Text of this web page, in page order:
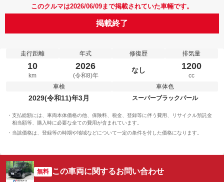
このクルマは2026/06/09まで掲載されていた車輛です。
掲載終了
走行距離
10
km
年式
2026
(令和8)年
修復歴
なし
排気量
1200
cc
車検
2029(令和11)年3月
車体色
スーパーブラックパール
支払総額には、車両本体価格の他、保険料、税金、登録等に伴う費用、リサイクル預託金
相当額等、購入時に必要な全ての費用が含まれています。
当該価格は、登録等の時期や地域などについて一定の条件を付した価格になります。
無料 この車両に関するお問い合わせ